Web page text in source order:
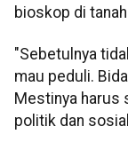
bioskop di tanah
"Sebetulnya
mau peduli.
Mestinya harus
politik dan